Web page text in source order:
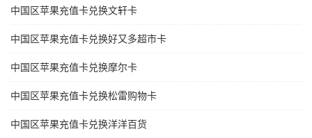
中国区苹果充值卡兑换文轩卡
中国区苹果充值卡兑换好又多超市卡
中国区苹果充值卡兑换摩尔卡
中国区苹果充值卡兑换松雷购物卡
中国区苹果充值卡兑换洋洋百货